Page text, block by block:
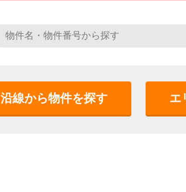
沿線から物件を探す エ